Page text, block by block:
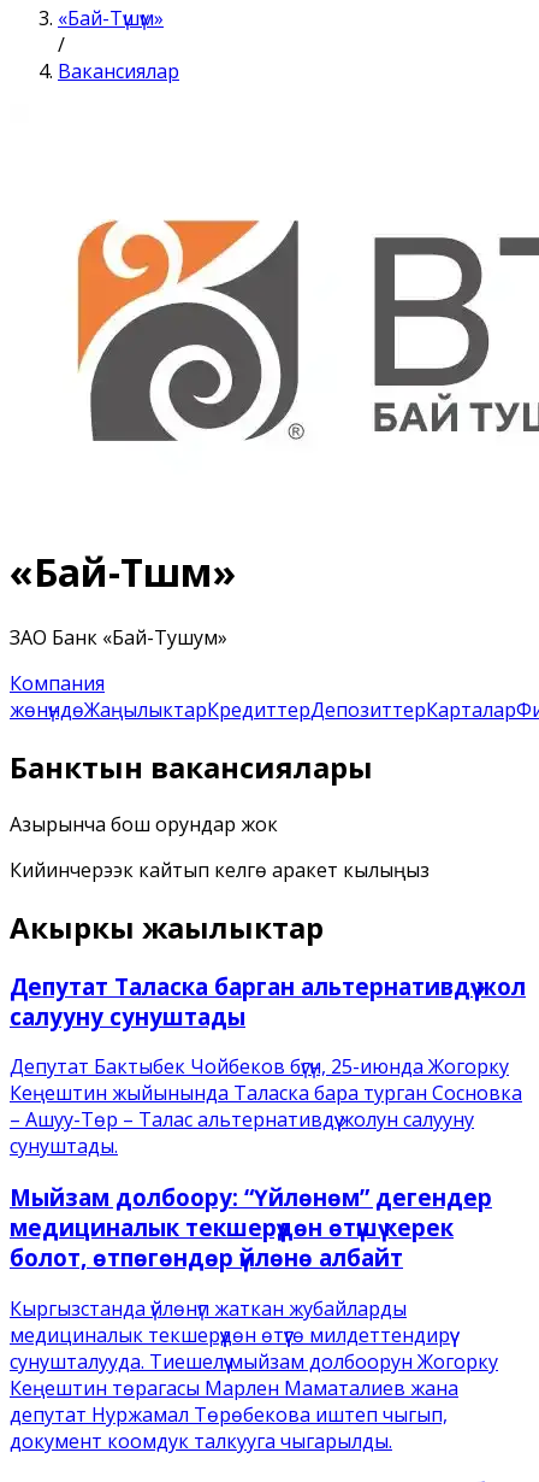
«Бай-Түшүм»
/
Вакансиялар
«Бай-Түшүм»
ЗАО Банк «Бай-Тушум»
Компания
жөнүндөЖаңылыктарКредиттерДепозиттерКарталар
Банктын вакансиялары
Азырынча бош орундар жок
Кийинчерээк кайтып келүүгө аракет кылыңыз
Акыркы жаңылыктар
Депутат Таласка барган альтернативдүү жол
салууну сунуштады
Депутат Бактыбек Чойбеков бүгүн, 25-июнда Жогорку
Кеңештин жыйынында Таласка бара турган Сосновка
– Ашуу-Төр – Талас альтернативдүү жолун салууну
сунуштады.
Мыйзам долбоору: “Үйлөнөм” дегендер
медициналык текшерүүдөн өтүшү керек
болот, өтпөгөндөр үйлөнө албайт
Кыргызстанда үйлөнүп жаткан жубайларды
медициналык текшерүүдөн өтүүгө милдеттендирүү
сунушталууда. Тиешелүү мыйзам долбоорун Жогорку
Кеңештин төрагасы Марлен Маматалиев жана
депутат Нуржамал Төрөбекова иштеп чыгып,
документ коомдук талкууга чыгарылды.